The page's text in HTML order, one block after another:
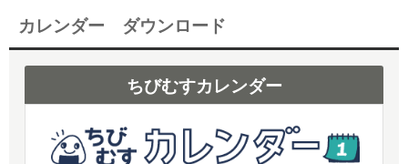
カレンダー ダウンロード
ちびむすカレンダー